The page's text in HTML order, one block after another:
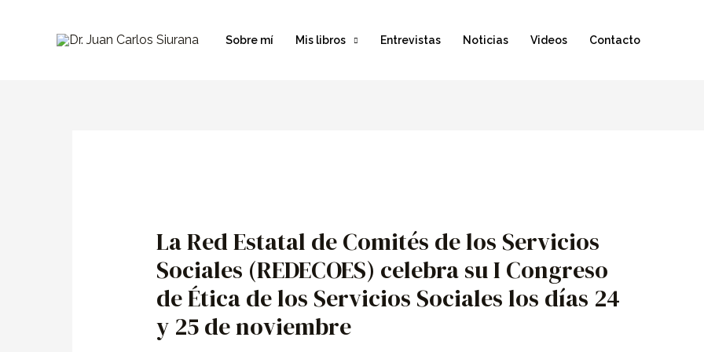
Sobre mí Mis libros Entrevistas Noticias Videos Contacto
La Red Estatal de Comités de los Servicios
Sociales (REDECOES) celebra su I Congreso
de Ética de los Servicios Sociales los días 24
y 25 de noviembre